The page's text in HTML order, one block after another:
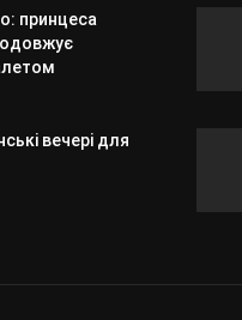
принцеса
вечері для